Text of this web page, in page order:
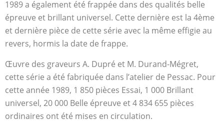
1989 a également été frappée dans des qualités belle
épreuve et brillant universel. Cette dernière est la 4ème
et dernière pièce de cette série avec la même effigie au
revers, hormis la date de frappe.
Œuvre des graveurs A. Dupré et M. Durand-Mégret,
cette série a été fabriquée dans l’atelier de Pessac. Pour
cette année 1989, 1 850 pièces Essai, 1 000 Brillant
universel, 20 000 Belle épreuve et 4 834 655 pièces
ordinaires ont été mises en circulation.